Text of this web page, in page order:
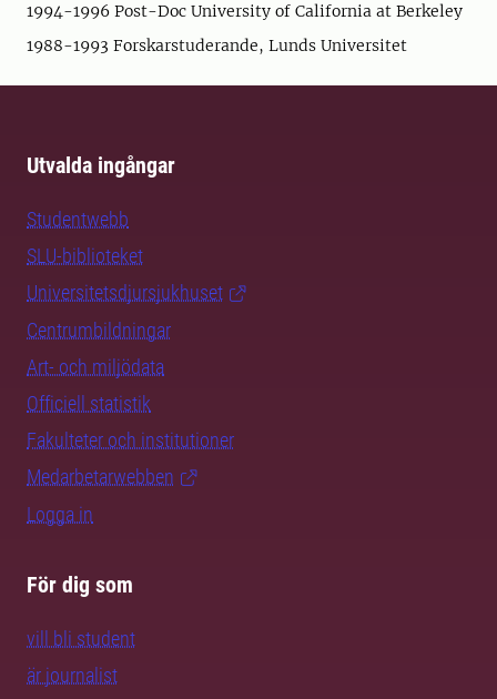
1994-1996 Post-Doc University of California at Berkeley
1988-1993 Forskarstuderande, Lunds Universitet
Utvalda ingångar
Studentwebb
SLU-biblioteket
Universitetsdjursjukhuset
Centrumbildningar
Art- och miljödata
Officiell statistik
Fakulteter och institutioner
Medarbetarwebben
Logga in
För dig som
vill bli student
är journalist